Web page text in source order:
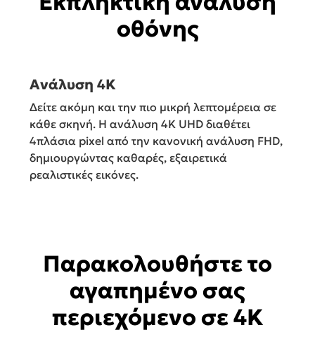
οθόνης
Ανάλυση 4K
Δείτε ακόμη και την πιο μικρή λεπτομέρεια σε
κάθε σκηνή. Η ανάλυση 4K UHD διαθέτει
4πλάσια pixel από την κανονική ανάλυση FHD,
δημιουργώντας καθαρές, εξαιρετικά
ρεαλιστικές εικόνες.
Παρακολουθήστε το
αγαπημένο σας
περιεχόμενο σε 4Κ